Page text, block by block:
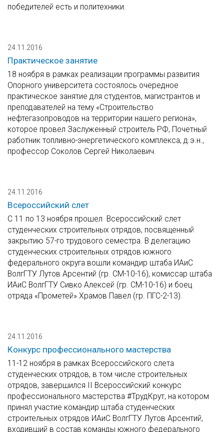
победителей есть и политехники.
24.11.2016
Практическое занятие
18 ноября в рамках реализации программы развития
Опорного университета состоялось очередное
практическое занятие для студентов, магистрантов и
преподавателей на тему «Строительство
нефтегазопроводов на территории нашего региона»,
которое провел Заслуженный строитель РФ, Почетный
работник топливно-энергетического комплекса, д.э.н.,
профессор Соколов Сергей Николаевич.
24.11.2016
Всероссийский слет
С 11 по 13 ноября прошел Всероссийский слет
студенческих строительных отрядов, посвященный
закрытию 57-го трудового семестра. В делегацию
студенческих строительных отрядов южного
федерального округа вошли командир штаба ИАиС
ВолгГТУ Лутов Арсентий (гр. СМ-10-16), комиссар штаба
ИАиС ВолгГТУ Сивко Алексей (гр. СМ-10-16) и боец
отряда «Прометей» Храмов Павел (гр. ПГС-2-13).
24.11.2016
Конкурс профессионального мастерства
11-12 ноября в рамках Всероссийского слета
студенческих отрядов, в том числе строительных
отрядов, завершился II Всероссийский конкурс
профессионального мастерства #ТрудКрут, на котором
принял участие командир штаба студенческих
строительных отрядов ИАиС ВолгГТУ Лутов Арсентий,
входивший в состав команды южного федерального